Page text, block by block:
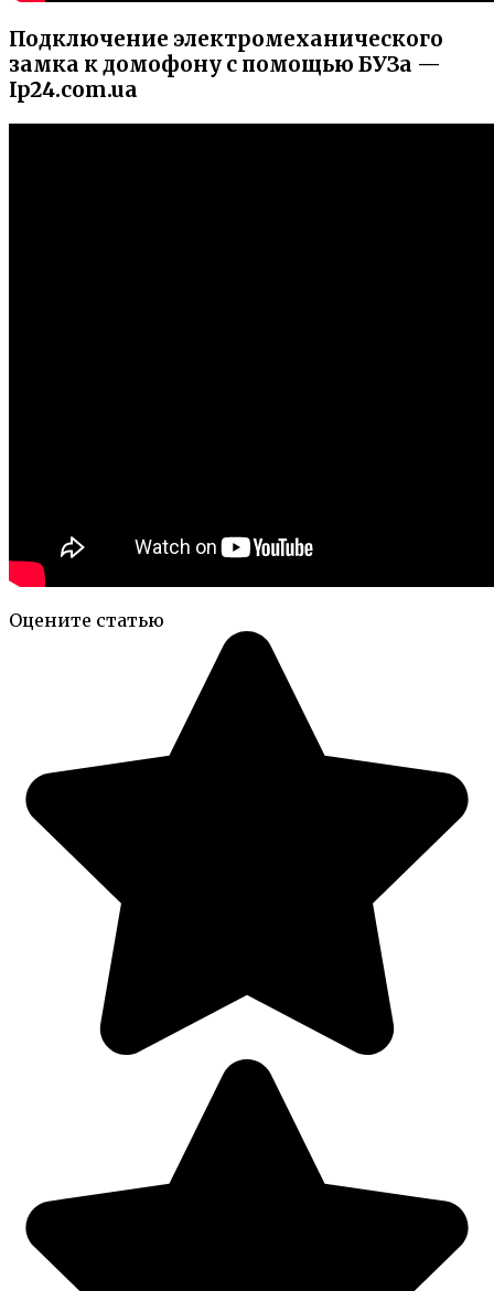
Подключение электромеханического
замка к домофону с помощью БУЗа —
Ip24.com.ua
Оцените статью